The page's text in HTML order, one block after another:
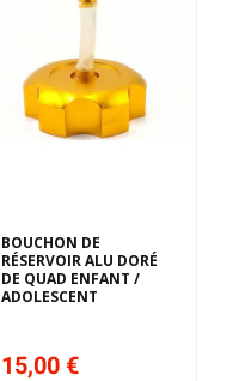
BOUCHON DE
RÉSERVOIR ALU DORÉ
DE QUAD ENFANT /
ADOLESCENT
15,00 €